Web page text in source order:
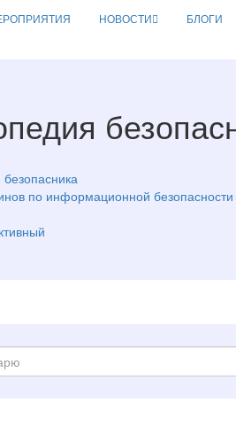
НОВОСТИ БЛОГИ
по информационной безопасности